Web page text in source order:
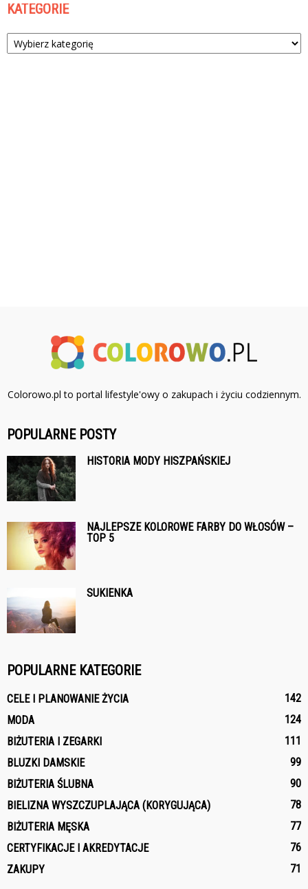
KATEGORIE
Kategorie
Colorowo.pl to portal lifestyle'owy o zakupach i życiu codziennym.
POPULARNE POSTY
HISTORIA MODY HISZPAŃSKIEJ
NAJLEPSZE KOLOROWE FARBY DO WŁOSÓW –
TOP 5
SUKIENKA
POPULARNE KATEGORIE
CELE I PLANOWANIE ŻYCIA
142
MODA
124
BIŻUTERIA I ZEGARKI
111
BLUZKI DAMSKIE
99
BIŻUTERIA ŚLUBNA
90
BIELIZNA WYSZCZUPLAJĄCA (KORYGUJĄCA)
78
BIŻUTERIA MĘSKA
77
CERTYFIKACJE I AKREDYTACJE
76
ZAKUPY
71